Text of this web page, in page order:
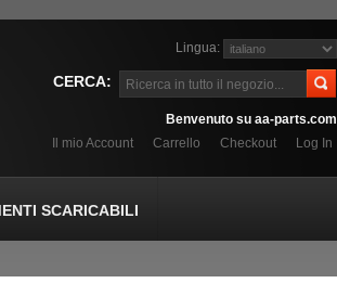
Lingua:
CERCA:
Benvenuto su aa-parts.com
Il mio Account
Carrello Checkout Log In
SCARICABILI